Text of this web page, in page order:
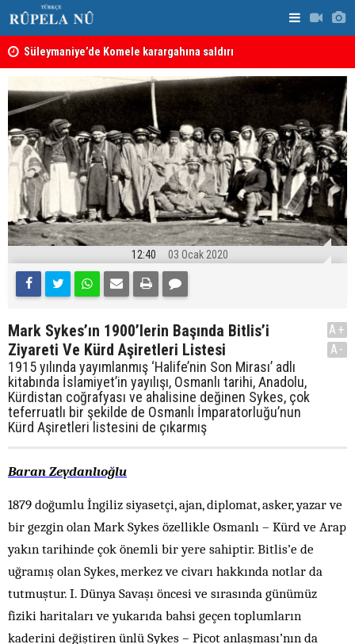
Süleymaniye’de Komele karargahına saldırı
sonuçlar
12:40 03 Ocak 2020
Mark Sykes’ın 1900’lerin Başında Bitlis’i
Ziyareti Ve Kürd Aşiretleri Listesi
1915 yılında yayımlanmış ‘Halife’nin Son Mirası’ adlı
kitabında İslamiyet’in yayılışı, Osmanlı tarihi, Anadolu,
Kürdistan coğrafyası ve ahalisine değinen Sykes, çok
teferruatlı bir şekilde de Osmanlı İmparatorluğu’nun
Kürd Aşiretleri listesini de çıkarmış
A+
A-
Baran Zeydanlıoğlu
1879 doğumlu İngiliz siyasetçi, ajan, diplomat, asker, yazar ve
bir gezgin olan Mark Sykes özellikle Osmanlı – Kürd ve Arap
yakın tarihinde çok önemli bir yere sahiptir. Bitlis’e de
uğramış olan Sykes, merkez ve civarı hakkında notlar da
tutmuştur. I. Dünya Savaşı öncesi ve sırasında günümüz
fiziki haritaları ve yukarıda bahsi geçen toplumların
kaderini değiştiren ünlü Sykes – Picot anlaşması’nın da